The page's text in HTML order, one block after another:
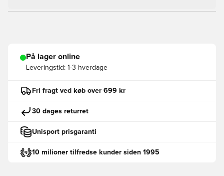
På lager online
Leveringstid: 1-3 hverdage
Fri fragt ved køb over 699 kr
30 dages returret
Unisport prisgaranti
10 milioner tilfredse kunder siden 1995